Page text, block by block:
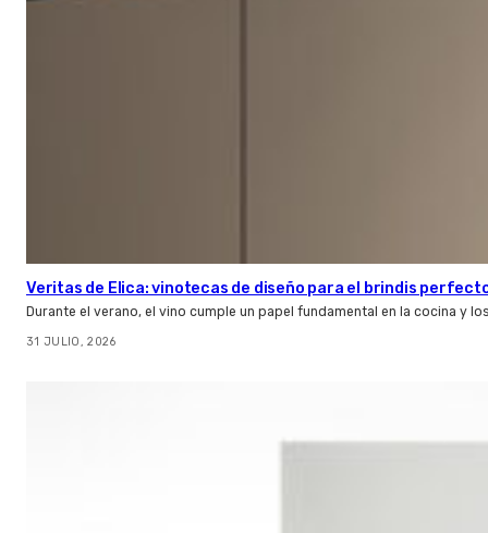
Veritas de Elica: vinotecas de diseño para el brindis
Durante el verano, el vino cumple un papel fundamental en la cocina y
31 JULIO, 2026